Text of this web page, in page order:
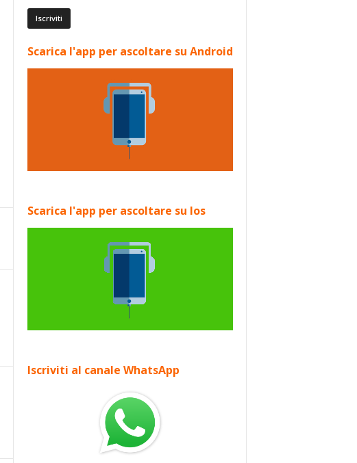
Scarica l'app per ascoltare su Android
Scarica l'app per ascoltare su Ios
Iscriviti al canale WhatsApp